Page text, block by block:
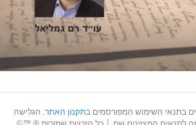
השימוש המפורסמים בתקנון האתר. הגלישה